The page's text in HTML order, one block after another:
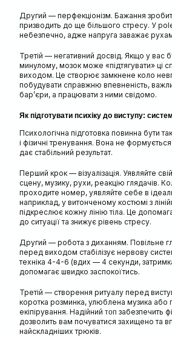
Другий — перфекціонізм. Бажання
призводить до ще більшого стресу. У
небезпечно, адже напруга заважає рухам
Третій — негативний досвід. Якщо у вас
минулому, мозок може «підтягувати» ці
виходом. Це створює замкнене коло
побудувати справжню впевненість,
бар’єри, а працювати з ними свідомо.
Як підготувати психіку до виступу:
Психологічна підготовка повинна бути
і фізичні тренування. Вона не
дає стабільний результат.
Перший крок — візуалізація. Уявляйте
сцену, музику, рухи, реакцію глядачів.
проходите номер, уявляйте себе в
наприклад, у витонченому костюмі з
підкреслює кожну лінію тіла. Це
до ситуації та знижує рівень стресу.
Другий — робота з диханням. Повільне
перед виходом стабілізує нервову
техніка 4-4-6 (вдих — 4 секунди,
допомагає швидко заспокоїтись.
Третій — створення ритуалу перед
коротка розминка, улюблена музика або
екіпірування. Надійний топ забезпечить
дозволить вам почуватися захищено та
найскладніших трюків.